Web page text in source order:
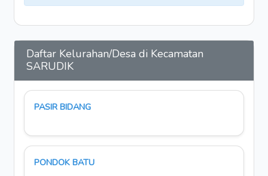
Daftar Kelurahan/Desa di Kecamatan
SARUDIK
PASIR BIDANG
PONDOK BATU